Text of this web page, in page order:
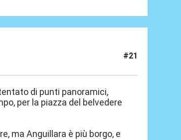
#21
di punti panoramici,
per la piazza del belvedere
ma Anguillara è più borgo, e